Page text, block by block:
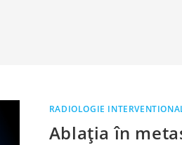
RADIOLOGIE
Ablația în